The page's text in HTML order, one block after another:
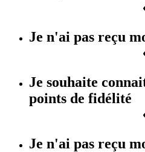
Je n'ai pas reçu
Je souhaite
points de fidélité
Je n'ai pas reçu